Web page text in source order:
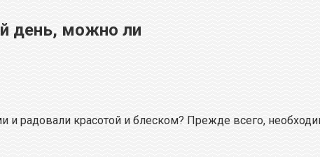
день, можно ли
радовали красотой и блеском? Прежде всего,